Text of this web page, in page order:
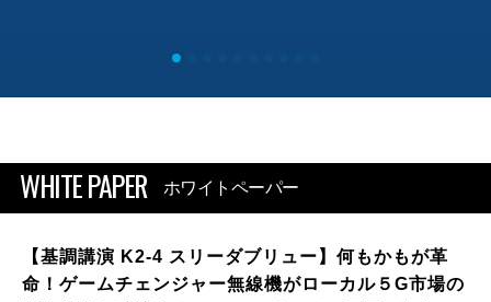
WHITE PAPER ホワイトペーパー
【基調講演 K2-4 スリーダブリュー】何もかもが革
命！ゲームチェンジャー無線機がローカル５G市場の